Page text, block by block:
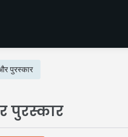
पुरस्कार
पुरस्कार